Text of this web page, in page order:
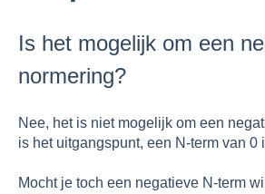
Is het mogelijk om een
normering?
Nee, het is niet mogelijk om een
is het uitgangspunt, een N-term van 0
Mocht je toch een negatieve N-term